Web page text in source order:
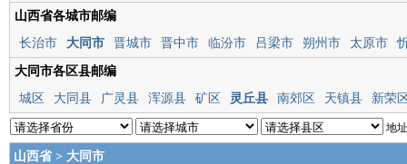
山西省各城市邮编
长治市
大同市 晋城市 晋中市 临汾市 吕梁市 朔州市 太原市
大同市各区县邮编
城区
大同县 广灵县 浑源县 矿区 灵丘县 南郊区 天镇县 新荣
地
山西省> 大同市